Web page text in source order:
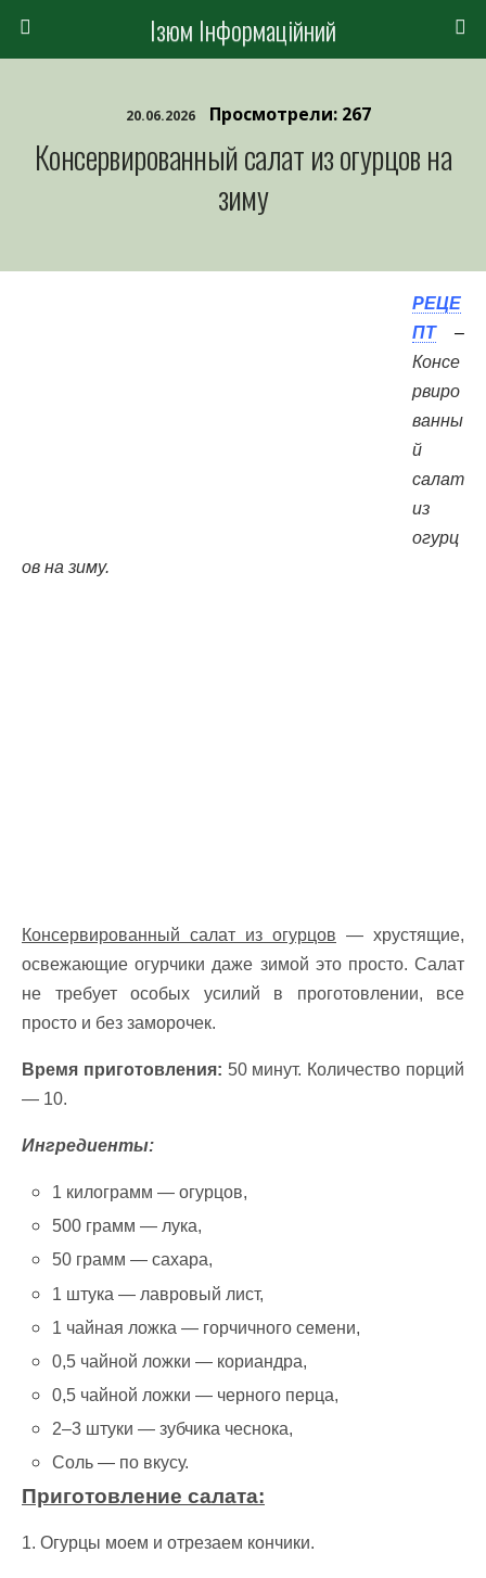
Ізюм Інформаційний
20.06.2026 Просмотрели: 267
Консервированный салат из огурцов на
зиму
РЕЦЕ
ПТ–
Консе
рвиро
ванны
й
салат
из
огурц
ов на зиму.
Консервированный салат из огурцов — хрустящие,
освежающие огурчики даже зимой это просто. Салат
не требует особых усилий в проготовлении, все
просто и без заморочек.
Время приготовления: 50 минут. Количество порций
— 10.
Ингредиенты:
1 килограмм — огурцов,
500 грамм — лука,
50 грамм — сахара,
1 штука — лавровый лист,
1 чайная ложка — горчичного семени,
0,5 чайной ложки — кориандра,
0,5 чайной ложки — черного перца,
2–3 штуки — зубчика чеснока,
Соль — по вкусу.
Приготовление салата:
1. Огурцы моем и отрезаем кончики.